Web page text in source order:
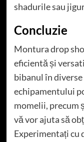
shadurile sau
Concluzie
Montura drop
eficientă și
bibanul în
echipamentului
momelii, precum
vă vor ajuta să
Experimentați cu